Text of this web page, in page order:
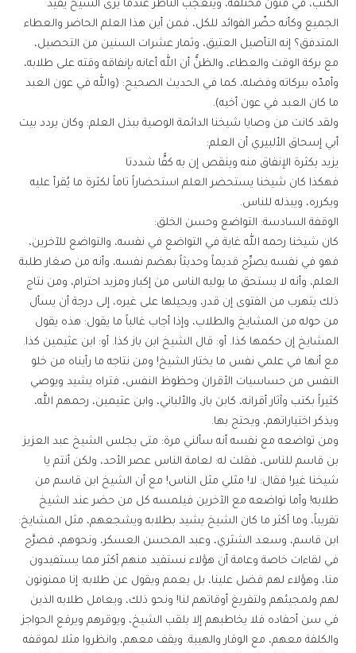
الكتب، في فنون مختلفة، ويتعجب الناظر عندما يرى الشيخ يفيد
الجميع وكأنه حضّر الفوائد للكل، فمن أين هذا العلم الحاضر والعطاء
المتدفق؟ إنه التأصيل العتيق، وثمار عشرات السنين من التحصيل،
مع بركة الوقت والعطاء، والظنُّ أن الله أعانه بإنفاقه وقته على طلابه،
وأمدّه ببركاته وفضله، كما في الحديث الصحيح: (والله في عون العبد
ما كان العبد في عون أخيه).
ولقد كانت من وصايا شيخنا الدائمة الوصية ببذل العلم: وكان يردد بيت
أبي إسحاق الألبيري أن العلم:
يزيد بكثرة الإنفاق منه وينقص إن به كفًّا شددتا
فهكذا كان شيخنا يستحضر العلم استحضاراً تاماً لكثرة ما يُقرأ عليه
ويكرره، ويبذله للناس.
الوقفة السادسة: التواضع وحسن الخلق:
كان شيخنا رحمه الله غاية في التواضع في نفسه، والتواضع للآخرين،
فهو في نفسه يصرِّح قديماً وحديثاً بهضم نفسه، وأنه من صغار طلبة
العلم، وأنه لا يستحق ما يوليه الناس من إكبار ومزيد احترام، ومن نتاج
ذلك يتهرب من الفتوى إن قدر، ويحيلها على غيره، إلى درجة أن يسأل
من حوله من المشايخ والطلاب، وإذا أجاب غالباً ما يقول: هذه يقول
المشايخ إن حكمها كذا. أو: قال الشيخ ابن باز كذا. أو: ابن عثيمين كذا.
مع أنها في علمي نفس ما يختار الشيخ! ومن نتاجه ما رأيناه من خلو
النفس من حساسيات الأقران وحظوظ النفس، فتراه يشيد ويوصي
كثيراً بكتب وآثار أقرانه، كابن باز، والألباني، وابن عثيمين، رحمهم الله،
ويذكر اختياراتهم، ويحتج بها.
ومن تواضعه مع نفسه أنه سألني مرة: متى يجلس الشيخ عبد العزيز
بن قاسم للناس، فقلت له: لعامة الناس عصر الأحد، ولكن أنتم يا
شيخنا غير! فقال: لا! مثلي مثل الناس! مع أن الشيخ ابن قاسم من
طلابه! وأما تواضعه مع الآخرين فيلمسه كل من حضر عند الشيخ
تقريباً، وما أكثر ما كان الشيخ يشيد بطلابه ويشجعهم، مثل المشايخ:
ابن قاسم، وسعد الشثري، وعبد المحسن العسكر، ونحوهم، فصرَّح
في لقاءات خاصة وعامة أن هؤلاء نستفيد منهم أكثر مما يستفيدون
منا، وهؤلاء لهم فضل علينا، بل يعمم ويقول عن طلابه: إنا ممنونون
لهم ولمجيئهم ولتفريغ أوقاتهم لنا! ونحو ذلك، ويعامل طلابه الذين
في سن أحفاده فلا يخاطبهم إلا بلقب الشيخ، ويوقرهم ويرفع الحواجز
والكلفة معهم، مع الوقار والهيبة. ويقف معهم، وانظروا مثلا لموقفه